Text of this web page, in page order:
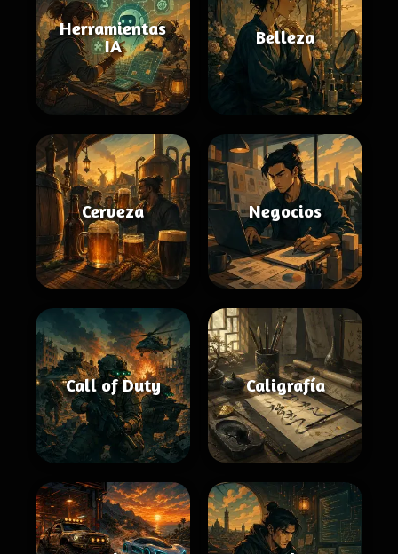
Herramientas
IA
Belleza
Cerveza Negocios
Call of Duty Caligrafía